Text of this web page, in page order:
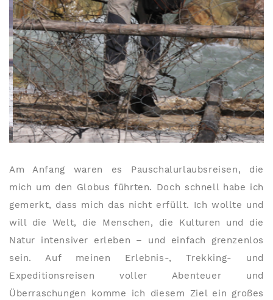
Am Anfang waren es Pauschalurlaubsreisen, die
mich um den Globus führten. Doch schnell habe ich
gemerkt, dass mich das nicht erfüllt. Ich wollte und
will die Welt, die Menschen, die Kulturen und die
Natur intensiver erleben – und einfach grenzenlos
sein. Auf meinen Erlebnis-, Trekking- und
Expeditionsreisen voller Abenteuer und
Überraschungen komme ich diesem Ziel ein großes